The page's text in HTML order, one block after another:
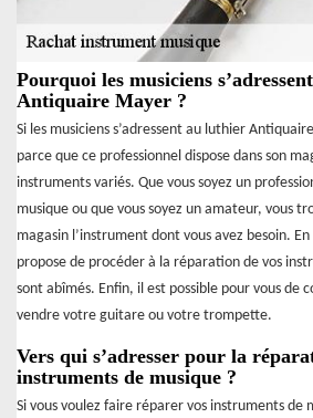
Pourquoi les musiciens
Antiquaire Mayer ?
Si les musiciens s’adressent au luthier
parce que ce professionnel dispose dans son
instruments variés. Que vous soyez un
musique ou que vous soyez un amateur, vous
magasin l’instrument dont vous avez besoin.
propose de procéder à la réparation de vos
sont abîmés. Enfin, il est possible pour vous de
vendre votre guitare ou votre trompette.
Vers qui s’adresser pour la
instruments de musique ?
Si vous voulez faire réparer vos instruments de